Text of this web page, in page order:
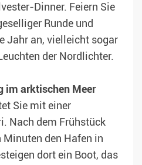
Dinner. Feiern Sie
Runde und
Jahr an, vielleicht sogar
der Nordlichter.
im arktischen Meer
Sie mit einer
Nach dem Frühstück
Minuten den Hafen in
dort ein Boot, das